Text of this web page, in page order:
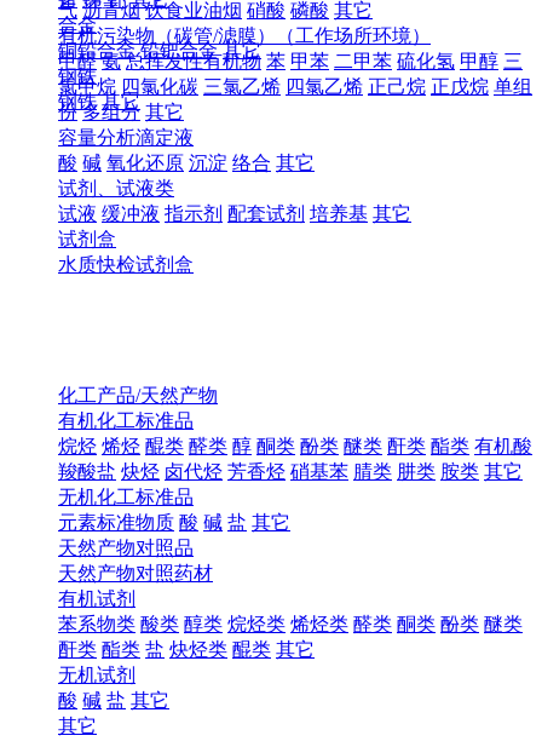
气 沥青烟 饮食业油烟 硝酸 磷酸 其它
有机污染物（碳管/滤膜）（工作场所环境）
甲醛 氨 总挥发性有机物 苯 甲苯 二甲苯 硫化氢 甲醇 三
氯甲烷 四氯化碳 三氯乙烯 四氯乙烯 正己烷 正戊烷 单组
份 多组分 其它
容量分析滴定液
酸 碱 氧化还原 沉淀 络合 其它
试剂、试液类
试液 缓冲液 指示剂 配套试剂 培养基 其它
试剂盒
水质快检试剂盒
合金
铜铅合金 铅钯合金 其它
钢铁
钢铁 其它
化工产品/天然产物
有机化工标准品
烷烃 烯烃 醌类 醛类 醇 酮类 酚类 醚类 酐类 酯类 有机酸
羧酸盐 炔烃 卤代烃 芳香烃 硝基苯 腈类 肼类 胺类 其它
无机化工标准品
元素标准物质 酸 碱 盐 其它
天然产物对照品
天然产物对照药材
有机试剂
苯系物类 酸类 醇类 烷烃类 烯烃类 醛类 酮类 酚类 醚类
酐类 酯类 盐 炔烃类 醌类 其它
无机试剂
酸 碱 盐 其它
其它